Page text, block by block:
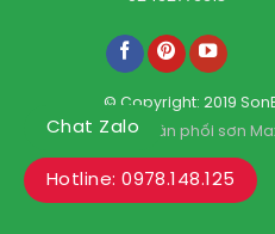
© Copyright: 2019
Kho phân phối sơn
Chat Zalo
Hotline: 0978.148.125